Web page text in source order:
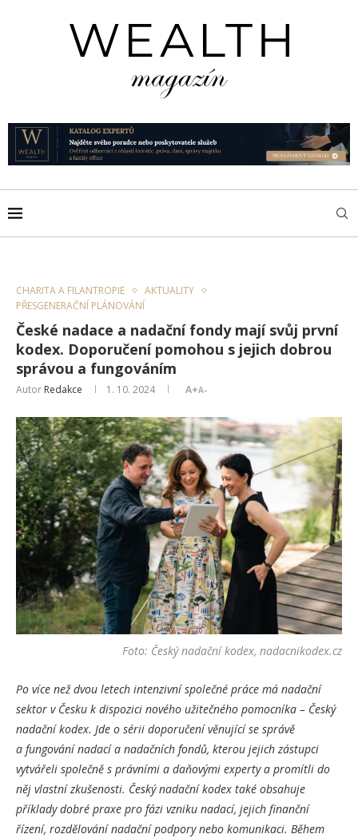
CHARITA A FILANTROPIE
AKTUALITY
PŘESGENERAČNÍ PLÁNOVÁNÍ
České nadace a nadační fondy mají svůj první
kodex. Doporučení pomohou s jejich dobrou
správou a fungováním
Autor Redakce 1. 10. 2024 A+A-
Foto: Český nadační kodex, nadacnikodex.cz
Po více než dvou letech intenzivní společné práce má nadační
sektor v Česku k dispozici nového užitečného pomocníka – Český
nadační kodex. Jde o sérii doporučení věnující se správě
a fungování nadací a nadačních fondů, kterou jejich zástupci
vytvářeli společně s právními a daňovými experty a promítli do
něj vlastní zkušenosti. Český nadační kodex také obsahuje
příklady dobré praxe pro fázi vzniku nadací, jejich finanční
řízení, rozdělování nadační podpory nebo komunikaci. Během